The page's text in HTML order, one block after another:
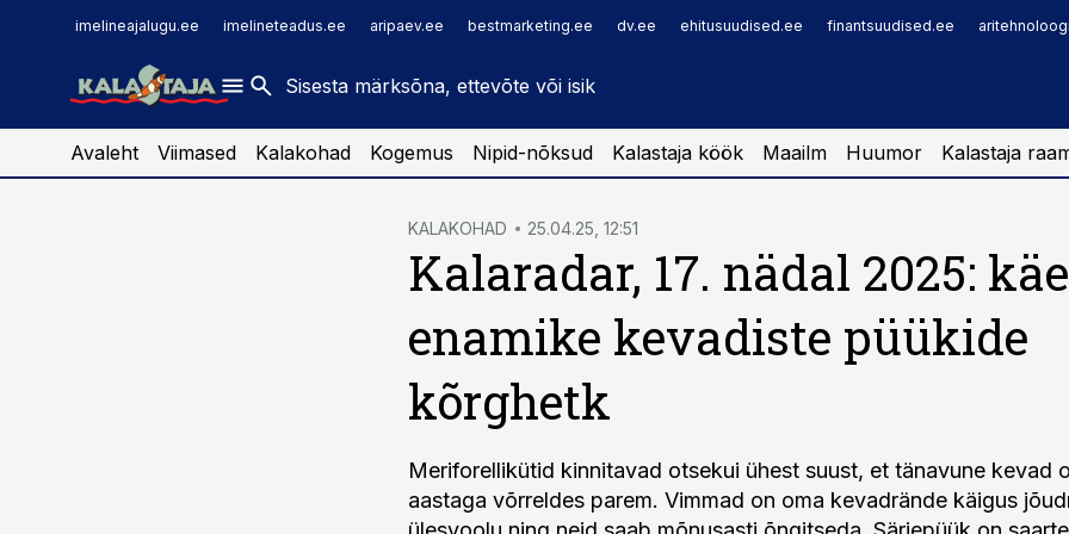
imelineajalugu.ee imelineteadus.ee aripaev.ee bestmarketing.ee dv.ee ehitusuudised.ee finantsuudised.ee
imelineteadus.ee
kaubandus.ee
toostusuudised.ee
Avaleht Viimased Kalakohad Kogemus Nipid-nõksud Kalastaja köök Maailm Huumor Kalastaja
KALAKOHAD 25.04.25, 12:51
Kalaradar, 17. nädal 2025:
enamike kevadiste püükide
kõrghetk
Meriforellikütid kinnitavad otsekui ühest suust, et tänavune kevad
aastaga võrreldes parem. Vimmad on oma kevadrände käigus